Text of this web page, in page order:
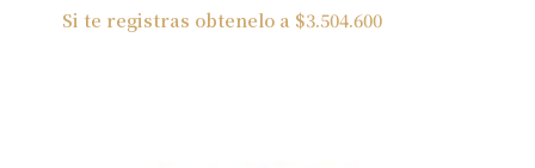
Si te registras obtenelo a $3.504.600